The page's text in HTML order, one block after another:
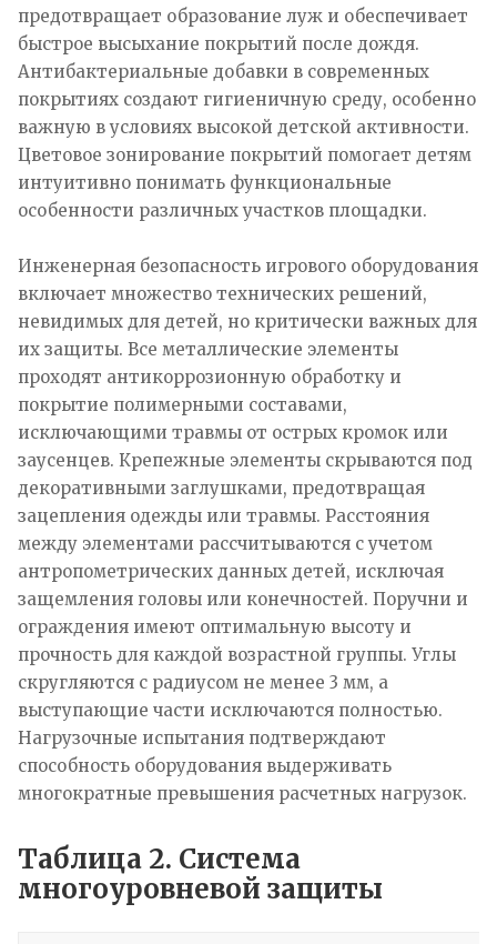
предотвращает образование луж и обеспечивает
быстрое высыхание покрытий после дождя.
Антибактериальные добавки в современных
покрытиях создают гигиеничную среду, особенно
важную в условиях высокой детской активности.
Цветовое зонирование покрытий помогает детям
интуитивно понимать функциональные
особенности различных участков площадки.
Инженерная безопасность игрового оборудования
включает множество технических решений,
невидимых для детей, но критически важных для
их защиты. Все металлические элементы
проходят антикоррозионную обработку и
покрытие полимерными составами,
исключающими травмы от острых кромок или
заусенцев. Крепежные элементы скрываются под
декоративными заглушками, предотвращая
зацепления одежды или травмы. Расстояния
между элементами рассчитываются с учетом
антропометрических данных детей, исключая
защемления головы или конечностей. Поручни и
ограждения имеют оптимальную высоту и
прочность для каждой возрастной группы. Углы
скругляются с радиусом не менее 3 мм, а
выступающие части исключаются полностью.
Нагрузочные испытания подтверждают
способность оборудования выдерживать
многократные превышения расчетных нагрузок.
Таблица 2. Система
многоуровневой защиты